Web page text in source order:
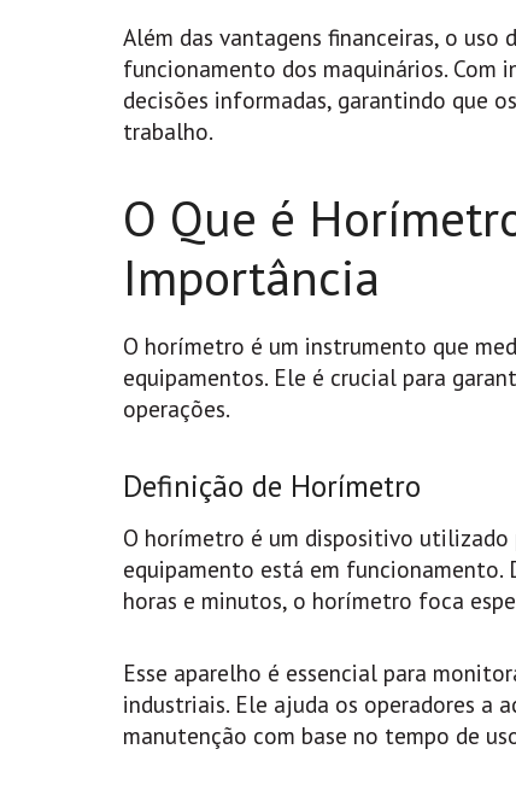
Além das vantagens financeiras, o
funcionamento dos maquinários. Com
decisões informadas, garantindo que
trabalho.
O Que é
Importância
O horímetro é um instrumento que
equipamentos. Ele é crucial para
operações.
Definição de Horímetro
O horímetro é um dispositivo utilizado
equipamento está em
horas e minutos, o horímetro foca
Esse aparelho é essencial para
industriais. Ele ajuda os operadores a
manutenção com base no tempo de